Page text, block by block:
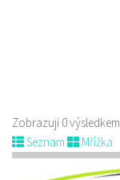
Zobrazuji 0 výsledkem
Seznam
Mřížka